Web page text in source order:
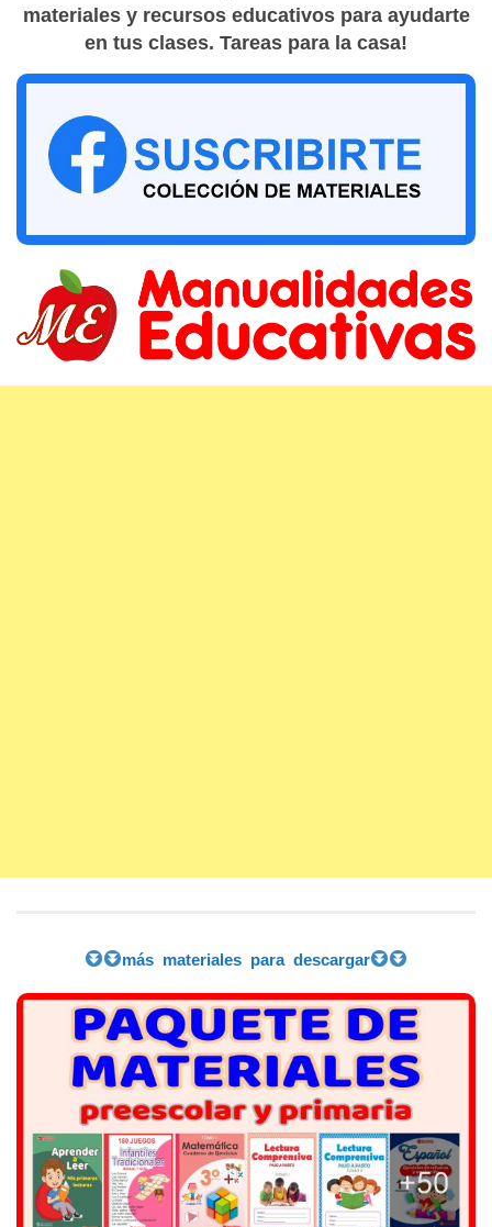
materiales y recursos educativos para ayudarte
en tus clases. Tareas para la casa!
más materiales para descargar